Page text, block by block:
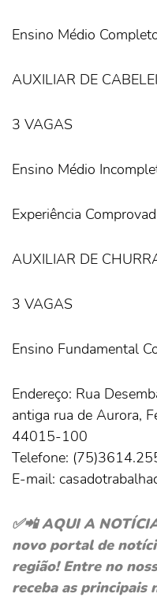
Ensino Médio
AUXILIAR DE
3 VAGAS
Ensino Médio
Experiência
AUXILIAR DE
3 VAGAS
Ensino Fundamental
Endereço: Rua
antiga rua de Aurora,
44015-100
Telefone:
E-mail:
✅📲 AQUI A
novo portal de
região! Entre no
receba as principais